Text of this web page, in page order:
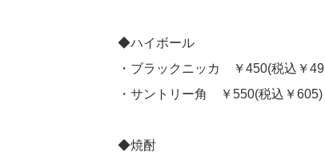
◆ハイボール
・ブラックニッカ ￥450(税込￥
・サントリー角 ￥550(税込￥605)
◆焼酎